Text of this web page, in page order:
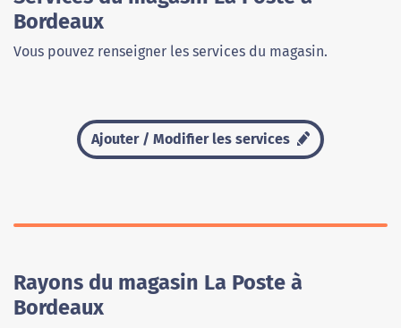
Bordeaux
Vous pouvez renseigner les services du magasin.
Ajouter / Modifier les services
Rayons du magasin La Poste à
Bordeaux